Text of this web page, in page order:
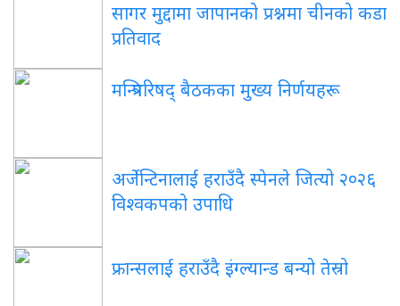
सागर मुद्दामा जापानको प्रश्नमा चीनको कडा
प्रतिवाद
मन्त्रिपरिषद् बैठकका मुख्य निर्णयहरू
अर्जेन्टिनालाई हराउँदै स्पेनले जित्यो २०२६
विश्वकपको उपाधि
फ्रान्सलाई हराउँदै इंग्ल्यान्ड बन्यो तेस्रो